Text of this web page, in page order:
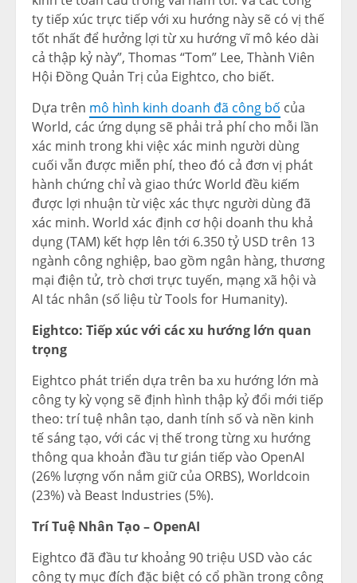
ty tiếp xúc trực tiếp với xu hướng này sẽ có vị thế
tốt nhất để hưởng lợi từ xu hướng vĩ mô kéo dài
cả thập kỷ này”, Thomas “Tom” Lee, Thành Viên
Hội Đồng Quản Trị của Eightco, cho biết.
Dựa trên mô hình kinh doanh đã công bố của
World, các ứng dụng sẽ phải trả phí cho mỗi lần
xác minh trong khi việc xác minh người dùng
cuối vẫn được miễn phí, theo đó cả đơn vị phát
hành chứng chỉ và giao thức World đều kiếm
được lợi nhuận từ việc xác thực người dùng đã
xác minh. World xác định cơ hội doanh thu khả
dụng (TAM) kết hợp lên tới 6.350 tỷ USD trên 13
ngành công nghiệp, bao gồm ngân hàng, thương
mại điện tử, trò chơi trực tuyến, mạng xã hội và
AI tác nhân (số liệu từ Tools for Humanity).
Eightco: Tiếp xúc với các xu hướng lớn quan
trọng
Eightco phát triển dựa trên ba xu hướng lớn mà
công ty kỳ vọng sẽ định hình thập kỷ đổi mới tiếp
theo: trí tuệ nhân tạo, danh tính số và nền kinh
tế sáng tạo, với các vị thế trong từng xu hướng
thông qua khoản đầu tư gián tiếp vào OpenAI
(26% lượng vốn nắm giữ của ORBS), Worldcoin
(23%) và Beast Industries (5%).
Trí Tuệ Nhân Tạo – OpenAI
Eightco đã đầu tư khoảng 90 triệu USD vào các
công ty mục đích đặc biệt có cổ phần trong công